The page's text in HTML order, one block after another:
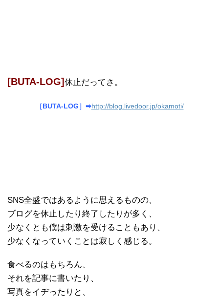
[BUTA-LOG] 休止だってさ。
［BUTA-LOG］➡http://blog.livedoor.jp/okamoti/
SNS全盛ではあるように思えるものの、
ブログを休止したり終了したりが多く、
少なくとも僕は刺激を受けることもあり、
少なくなっていくことは寂しく感じる。
食べるのはもちろん、
それを記事に書いたり、
写真をイヂったりと、